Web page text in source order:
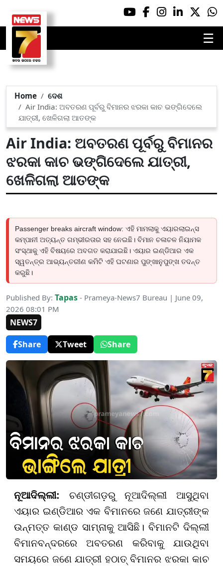
☰
Home
ଦେଶ
Air India: ଅବତରଣ ପୂର୍ବରୁ ବିମାନର ଝରକା କାଚ ଭଙ୍ଗିଦେଲେ
ଯାତ୍ରୀ, ଖେଳିଗଲା ଆତଙ୍କ
Air India: ଅବତରଣ ପୂର୍ବରୁ ବିମାନର
ଝରକା କାଚ ଭଙ୍ଗିଦେଲେ ଯାତ୍ରୀ,
ଖେଳିଗଲା ଆତଙ୍କ
Passenger breaks aircraft window: ଏହି ମାମଲାକୁ ଏୟାରଲାଇନ୍ସ
କମ୍ପାନୀ ଅତ୍ୟନ୍ତ ଗମ୍ଭୀରତାର ସହ ନେଇଛି। ବିମାନ ଚଳାଚଳ ନିୟାମକ
ସଂସ୍ଥାକୁ ଏହି ବିଷୟରେ ଅବଗତ କରାଯାଇଛି। ଏୟାର ଇଣ୍ଡିଆର ଏକ
ସ୍ୱତନ୍ତ୍ର ଆଭ୍ୟନ୍ତରୀଣ କମିଟି ଏହି ଘଟଣାର ପୁଙ୍ଖାନୁପୁଙ୍ଖ ତଦନ୍ତ
କରୁଛି।
Published By: Tapas - Prameya-News7 Bureau | June 09,
2026 08:01 PM
NEWS7
Share
Tweet Share
ନୂଆଦିଲ୍ଲୀ: ଚଣ୍ଡୀଗଡ଼ରୁ ନୂଆଦିଲ୍ଲୀ ଆସୁଥିବା
ଏୟାର ଇଣ୍ଡିଆର ଏକ ବିମାନରେ ଜଣେ ଯାତ୍ରୀଙ୍କ
ଉନ୍ମତ୍ତ କାଣ୍ଡ ସାମ୍ନାକୁ ଆସିଛି। ବିମାନଟି ଦିଲ୍ଲୀ
ବିମାନବନ୍ଦରରେ ଅବତରଣ କରିବାକୁ ଯାଉଥିବା
ସମୟରେ ଜଣେ ଯାତ୍ରୀ ହଠାତ୍ ବିମାନର ଝରକା କାଚ